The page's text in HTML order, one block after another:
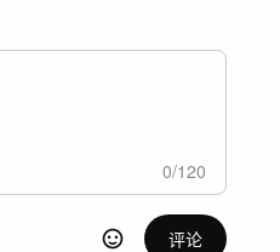
0/120
评论